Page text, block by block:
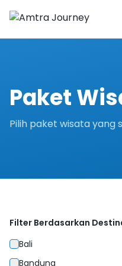
Paket
Pilih paket wisata yang
Filter Berdasarkan
Bali
Bandung